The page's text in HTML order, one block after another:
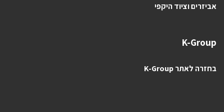
אביזרים וציוד היקפי
K-Group
בחזרה לאתר K-Group